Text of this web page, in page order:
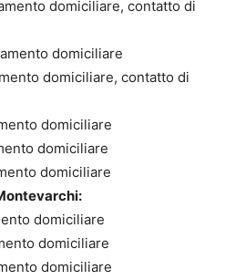
domiciliare, contatto di
domiciliare
domiciliare, contatto di
domiciliare
domiciliare
domiciliare
domiciliare
domiciliare
domiciliare